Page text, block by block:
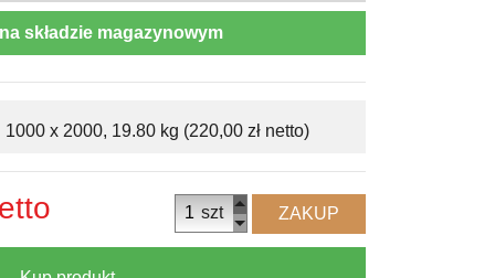
składzie magazynowym
x 2000, 19.80 kg (220,00 zł netto)
szt ZAKUP